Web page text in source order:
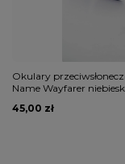
Okulary
Name Wayfarer
45,00 zł